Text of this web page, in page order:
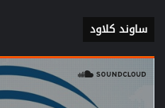
ساوند كلاود